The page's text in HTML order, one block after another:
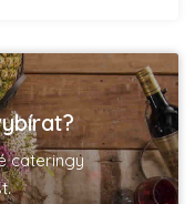
cateringy